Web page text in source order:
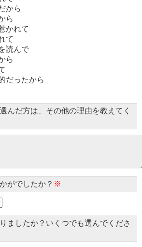
から
ら
かれて
て
読んで
ら
だったから
んだ方は、その他の理由を教えてく
がでしたか？ ※
ましたか？いくつでも選んでくださ